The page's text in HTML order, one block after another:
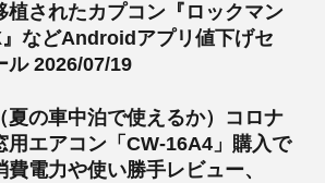
植されたカプコン『ロックマン
などAndroidアプリ値下げセ
ル 2026/07/19
（夏の車中泊で使えるか）コロナ
用エアコン「CW-16A4」購入で
費電力や使い勝手レビュー、